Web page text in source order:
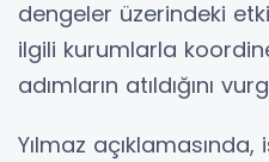
dengeler üzerindeki
ilgili kurumlarla
adımların atıldığını
Yılmaz açıklamasında,